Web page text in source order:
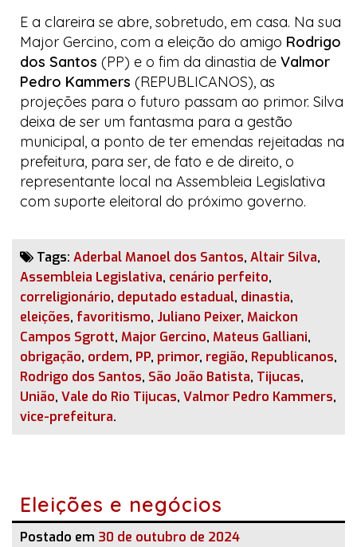
E a clareira se abre, sobretudo, em casa. Na sua
Major Gercino, com a eleição do amigo Rodrigo
dos Santos (PP) e o fim da dinastia de Valmor
Pedro Kammers (REPUBLICANOS), as
projeções para o futuro passam ao primor. Silva
deixa de ser um fantasma para a gestão
municipal, a ponto de ter emendas rejeitadas na
prefeitura, para ser, de fato e de direito, o
representante local na Assembleia Legislativa
com suporte eleitoral do próximo governo.
Tags: Aderbal Manoel dos Santos, Altair Silva,
Assembleia Legislativa, cenário perfeito,
correligionário, deputado estadual, dinastia,
eleições, favoritismo, Juliano Peixer, Maickon
Campos Sgrott, Major Gercino, Mateus Galliani,
obrigação, ordem, PP, primor, região, Republicanos,
Rodrigo dos Santos, São João Batista, Tijucas,
União, Vale do Rio Tijucas, Valmor Pedro Kammers,
vice-prefeitura.
Eleições e negócios
Postado em 30 de outubro de 2024